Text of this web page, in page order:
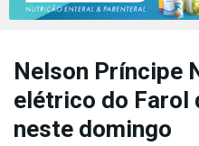
TV
Nelson Príncipe
elétrico do Farol
neste domingo